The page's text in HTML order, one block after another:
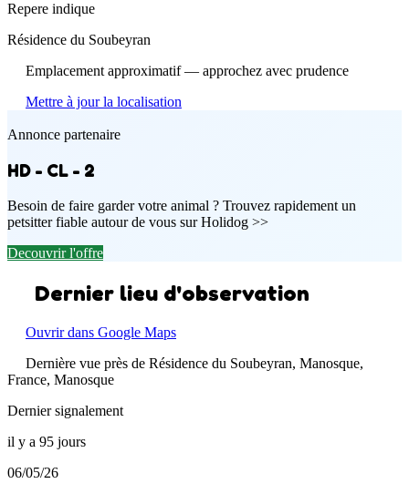
Repere indique
Résidence du Soubeyran
Emplacement approximatif — approchez avec prudence
Mettre à jour la localisation
Annonce partenaire
HD - CL - 2
Besoin de faire garder votre animal ? Trouvez rapidement un
petsitter fiable autour de vous sur Holidog >>
Decouvrir l'offre
Dernier lieu d'observation
Ouvrir dans Google Maps
Dernière vue près de Résidence du Soubeyran, Manosque,
France, Manosque
Dernier signalement
il y a 95 jours
06/05/26